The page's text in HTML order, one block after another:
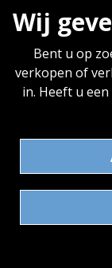
Wij
Bent u op
verkopen of
in. Heeft u